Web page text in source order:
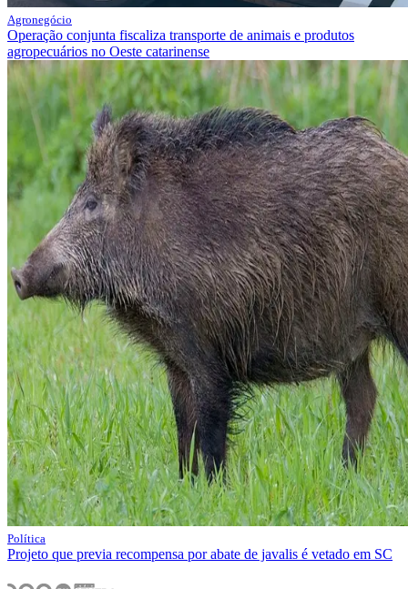
Agronegócio
Operação conjunta fiscaliza transporte de animais e produtos
agropecuários no Oeste catarinense
Política
Projeto que previa recompensa por abate de javalis é vetado em SC